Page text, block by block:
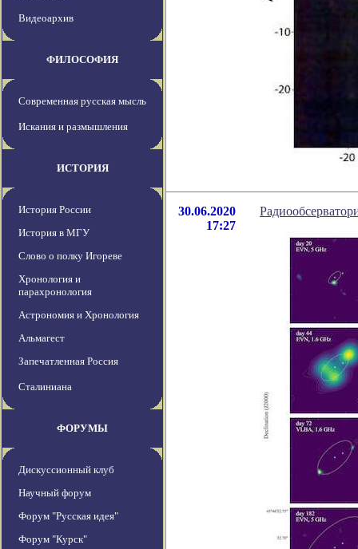
Видеоархив
ФИЛОСОФИЯ
Современная русская мысль
Искания и размышления
ИСТОРИЯ
История России
История в МГУ
Слово о полку Игореве
Хронология и
парахронология
Астрономия и Хронология
Альмагест
Запечатленная Россия
Сталиниана
ФОРУМЫ
Дискуссионный клуб
Научный форум
Форум "Русская идея"
Форум "Курск"
30.06.2020
17:27